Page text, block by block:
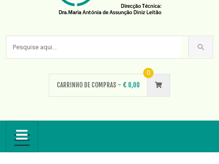
CARRINHO DE COMPRAS - € 0,00
0